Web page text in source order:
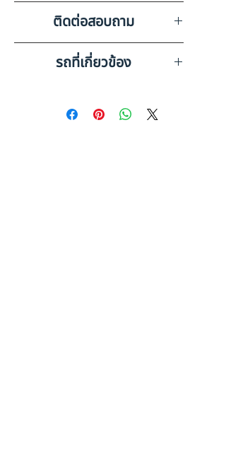
66-3054 กรุงเทพมหานคร
ติดต่อสอบถาม
เบอร์ติดต่อฝ่ายขาย 098-253-
5968 หรือ 061-386-4375
รถที่เกี่ยวข้อง
เรียบ (2021) HO32-6520034